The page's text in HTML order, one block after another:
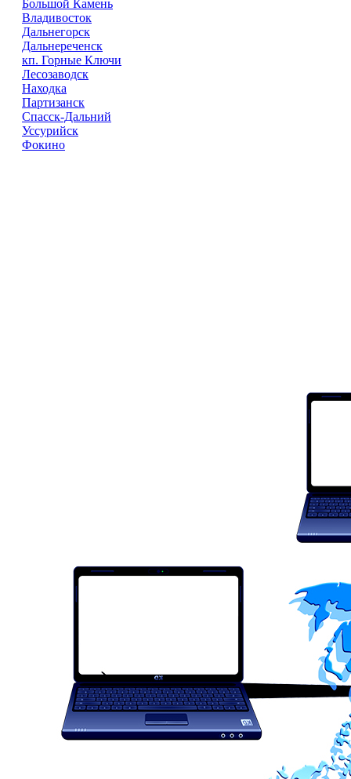
Большой Камень
Владивосток
Дальнегорск
Дальнереченск
кп. Горные Ключи
Лесозаводск
Находка
Партизанск
Спасск-Дальний
Уссурийск
Фокино